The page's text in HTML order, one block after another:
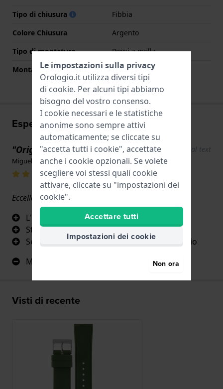
Tipo di chiusura
Fibbia
Colore Chiusura
Argento
Tipo di montatura
Perni a molla
Montatura dritta
Si
Esperienze utente
"Originale " Show original text
Miguel Hernandez Gonzalez · 17 giugno 2022
Eccellente
L'ho trovato solo con te ed è originale
Stesso colore del mio orologio lacoste
Secondo il modello originale del mio orologio
Mi è piaciuto tutto
Visti di recente
Le impostazioni sulla privacy
Orologio.it utilizza diversi tipi
di cookie. Per alcuni tipi abbiamo
bisogno del vostro consenso.
I cookie necessari e le statistiche
anonime sono sempre attivi
automaticamente; se cliccate su
"accetta tutti i cookie", accettate
anche i cookie opzionali. Se volete
scegliere voi stessi quali cookie
attivare, cliccate su "impostazioni dei
cookie".
Accettare tutti
Impostazioni dei cookie
Non ora